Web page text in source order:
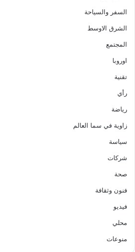
السفر والسياحة
الشرق الاوسط
المجتمع
اوروبا
تقنية
رأي
رياضة
زاوية في سما العالم
سياسة
شركات
صحة
فنون وثقافة
فيديو
محلي
منوعات